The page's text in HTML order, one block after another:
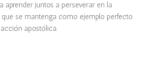
aprender juntos a perseverar en la
se mantenga como ejemplo perfecto
apostólica.